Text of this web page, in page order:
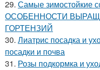
29. Самые зимостойкие
ОСОБЕННОСТИ
ГОРТЕНЗИЙ
30. Лиатрис посадка и
посадки и почва
31. Розы подкормка и